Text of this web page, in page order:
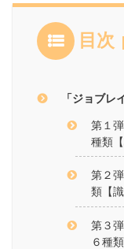
目次
「ジョブ
第１
種類
第２
類【識
第３
６種類